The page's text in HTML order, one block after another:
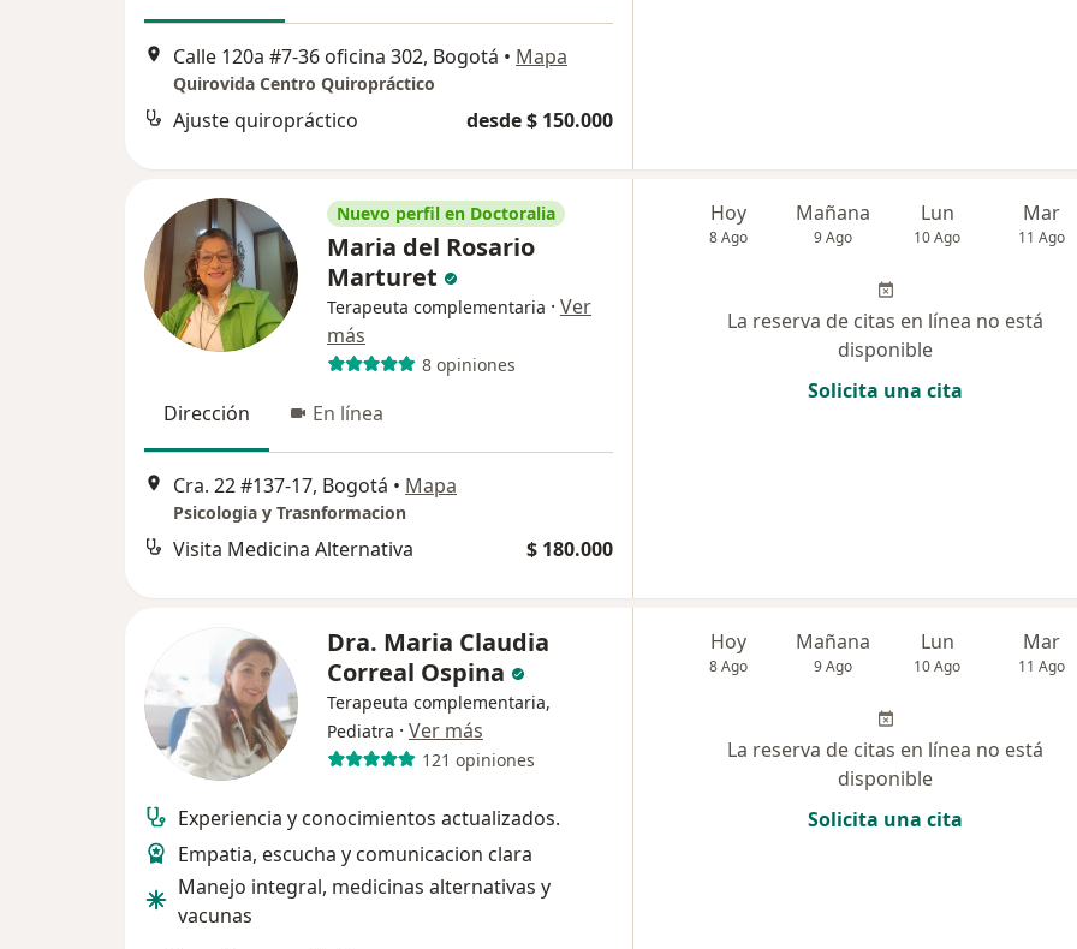
Calle 120a #7-36 oficina 302, Bogotá • Mapa
Quirovida Centro Quiropráctico
Ajuste quiropráctico desde $ 150.000
Nuevo perfil en Doctoralia
Maria del Rosario
Marturet
Terapeuta complementaria · Ver
más
8 opiniones
Dirección En línea
Cra. 22 #137-17, Bogotá • Mapa
Psicologia y Trasnformacion
Visita Medicina Alternativa $ 180.000
Hoy
8 Ago
Mañana
9 Ago
Lun
10 Ago
Mar
11 Ago
La reserva de citas en línea no está
disponible
Solicita una cita
Dra. Maria Claudia
Correal Ospina
Terapeuta complementaria,
Pediatra · Ver más
121 opiniones
Experiencia y conocimientos actualizados.
Empatia, escucha y comunicacion clara
Manejo integral, medicinas alternativas y
vacunas
Hoy
8 Ago
Mañana
9 Ago
Lun
10 Ago
Mar
11 Ago
La reserva de citas en línea no está
disponible
Solicita una cita